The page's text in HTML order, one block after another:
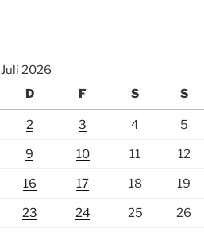
Juli 2026
D F S S
2 3 4 5
9 10 11 12
16 17 18 19
23 24 25 26